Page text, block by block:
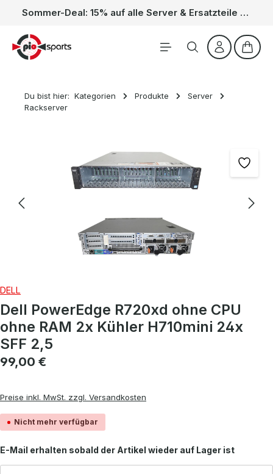
Zum Hauptinhalt springen Sommer-Deal: 15% auf alle Server & Ersatzteile – Kein Code nötig, der Rabatt wird automatisch im Warenkorb abgezogen. Gültig vom 01.06. bis 31.08.
Du bist hier: Kategorien Produkte
Server
Rackserver
DELL
Dell PowerEdge R720xd ohne CPU
ohne RAM 2x Kühler H710mini 24x
SFF 2,5
Regulärer Preis:
99,00 €
Preise inkl. MwSt. zzgl. Versandkosten
Nicht mehr verfügbar
E-Mail erhalten sobald der Artikel wieder auf Lager ist